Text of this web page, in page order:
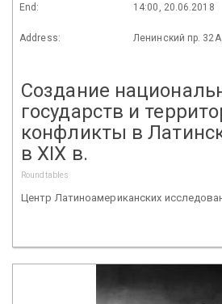
End: 14:00, 20.06.2018
Address: Ленинский пр. 32А
Создание
государств и
конфликты в
в XIX в.
Roundtables
Центр Латиноамериканских